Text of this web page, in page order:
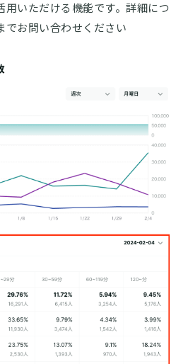
用いただける機能です。詳細につ
でお問い合わせください